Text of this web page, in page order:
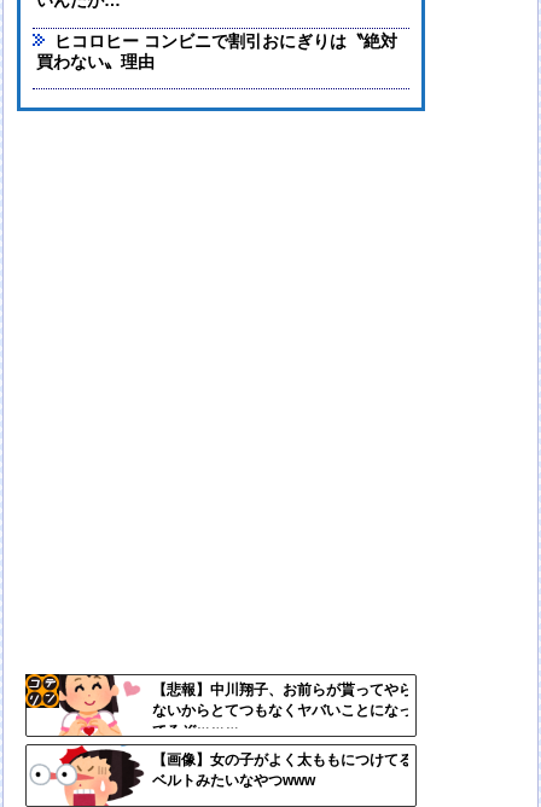
ヒコロヒー コンビニで割引おにぎりは〝絶対
買わない〟理由
【悲報】中川翔子、お前らが貰ってやら
ないからとてつもなくヤバいことになっ
てるぞｗｗｗ
【画像】女の子がよく太ももにつけてる
ベルトみたいなやつwww